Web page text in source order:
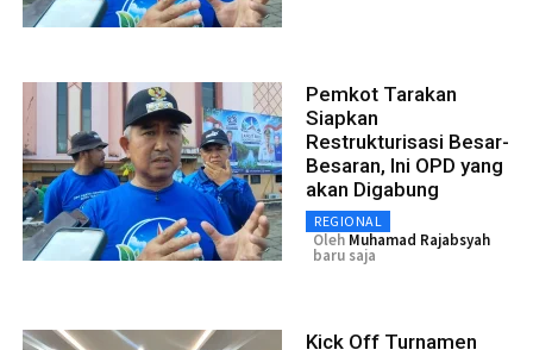
Pemkot Tarakan
Siapkan
Restrukturisasi Besar-
Besaran, Ini OPD yang
akan Digabung
REGIONAL
Oleh Muhamad Rajabsyah
baru saja
Kick Off Turnamen